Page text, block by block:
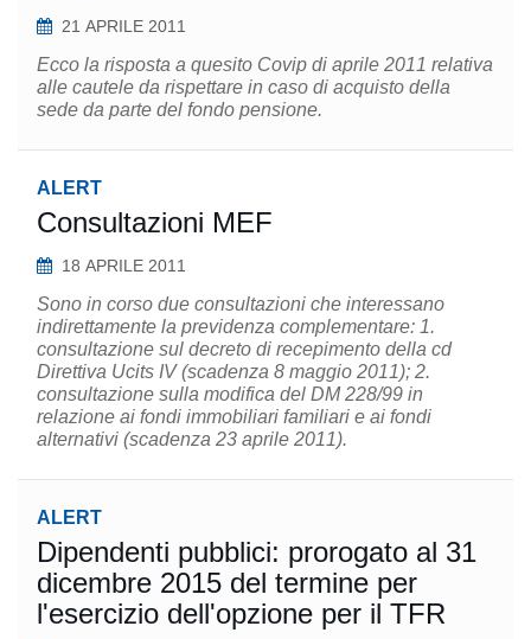
21 APRILE 2011
Ecco la risposta a quesito Covip di aprile 2011 relativa
alle cautele da rispettare in caso di acquisto della
sede da parte del fondo pensione.
ALERT
Consultazioni MEF
18 APRILE 2011
Sono in corso due consultazioni che interessano
indirettamente la previdenza complementare: 1.
consultazione sul decreto di recepimento della cd
Direttiva Ucits IV (scadenza 8 maggio 2011); 2.
consultazione sulla modifica del DM 228/99 in
relazione ai fondi immobiliari familiari e ai fondi
alternativi (scadenza 23 aprile 2011).
ALERT
Dipendenti pubblici: prorogato al 31
dicembre 2015 del termine per
l'esercizio dell'opzione per il TFR